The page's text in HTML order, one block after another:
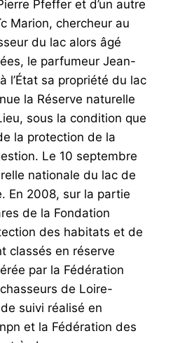
Pfeffer et d’un autre
Marion, chercheur au
du lac alors âgé
le parfumeur Jean-
l’État sa propriété du lac
la Réserve naturelle
sous la condition que
la protection de la
Le 10 septembre
nationale du lac de
En 2008, sur la partie
de la Fondation
des habitats et de
classés en réserve
par la Fédération
de Loire-
suivi réalisé en
et la Fédération des